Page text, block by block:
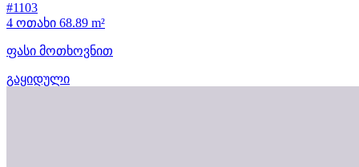
#1103
4 ოთახი 68.89 m²
ფასი მოთხოვნით
გაყიდული